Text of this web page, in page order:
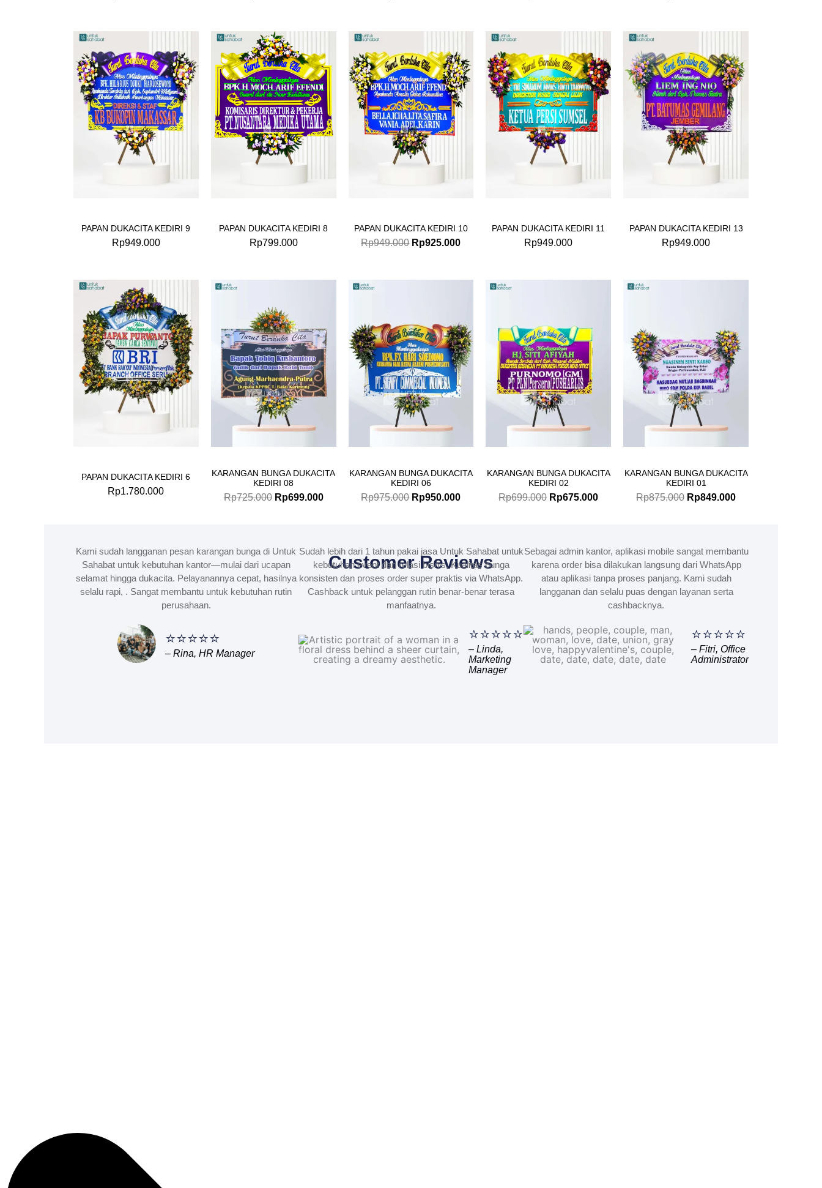
PAPAN DUKACITA KEDIRI 9
Rp949.000
PAPAN DUKACITA KEDIRI 8
Rp799.000
PAPAN DUKACITA KEDIRI 10
Rp949.000
price
was:
Rp949.000.
Rp925.000
Current
price
is:
Rp925.000.
PAPAN DUKACITA KEDIRI 11
Rp949.000
PAPAN DUKACITA KEDIRI 13
Rp949.000
PAPAN DUKACITA KEDIRI 6
Rp1.780.000
KARANGAN BUNGA DUKACITA
KEDIRI 08
Rp725.000
was:
Rp725.000.
Rp699.000
Current
Rp699.000.
KARANGAN BUNGA DUKACITA
KEDIRI 06
Rp975.000
Rp975.000.
Rp950.000
Current
Rp950.000.
KARANGAN BUNGA DUKACITA
KEDIRI 02
Rp699.000
Rp699.000.
Rp675.000
Current
Rp675.000.
KARANGAN BUNGA DUKACITA
KEDIRI 01
Rp875.000
Rp875.000.
Rp849.000
Rp849.000.
Customer Reviews
Kami sudah langganan pesan karangan bunga di Untuk
Sahabat untuk kebutuhan kantor—mulai dari ucapan
selamat hingga dukacita. Pelayanannya cepat, hasilnya
selalu rapi, . Sangat membantu untuk kebutuhan rutin
perusahaan.
⭐⭐⭐⭐⭐
– Rina, HR Manager
Sudah lebih dari 1 tahun pakai jasa Untuk Sahabat untuk
kebutuhan event dan relasi bisnis. Kualitas bunga
konsisten dan proses order super praktis via WhatsApp.
Cashback untuk pelanggan rutin benar-benar terasa
manfaatnya.
⭐⭐⭐⭐⭐
– Linda,
Marketing
Manager
Sebagai admin kantor, aplikasi mobile sangat membantu
karena order bisa dilakukan langsung dari WhatsApp
atau aplikasi tanpa proses panjang. Kami sudah
langganan dan selalu puas dengan layanan serta
cashbacknya.
⭐⭐⭐⭐⭐
– Fitri, Office
Administrator